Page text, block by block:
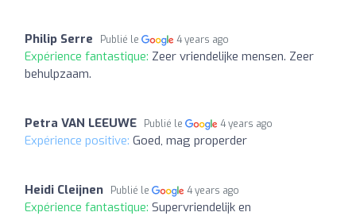
Philip Serre Publié le 4 years ago
Expérience fantastique: Zeer vriendelijke mensen. Zeer
behulpzaam.
Petra VAN LEEUWE Publié le 4 years ago
Expérience positive: Goed, mag properder
Heidi Cleijnen Publié le 4 years ago
Expérience fantastique: Supervriendelijk en